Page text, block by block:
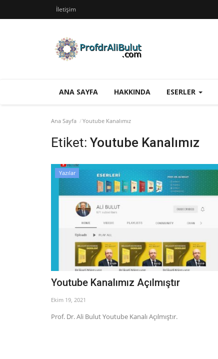
İletişim
ANA SAYFA HAKKINDA ESERLER
Ana Sayfa Youtube Kanalımız
Etiket: Youtube Kanalımız
Yazılar
Youtube Kanalımız Açılmıştır
Ekim 19, 2021
Prof. Dr. Ali Bulut Youtube Kanalı Açılmıştır.